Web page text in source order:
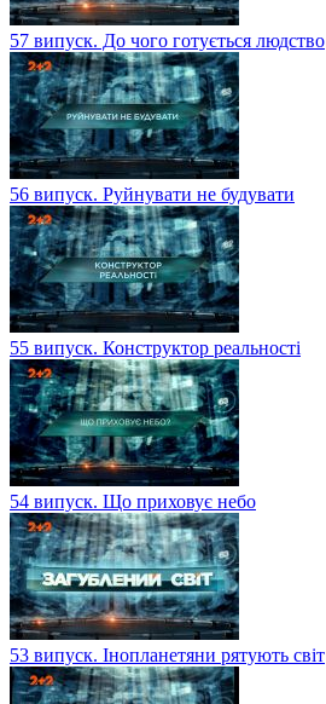
57 випуск. До чого готується людство
56 випуск. Руйнувати не будувати
55 випуск. Конструктор реальності
54 випуск. Що приховує небо
53 випуск. Інопланетяни рятують світ